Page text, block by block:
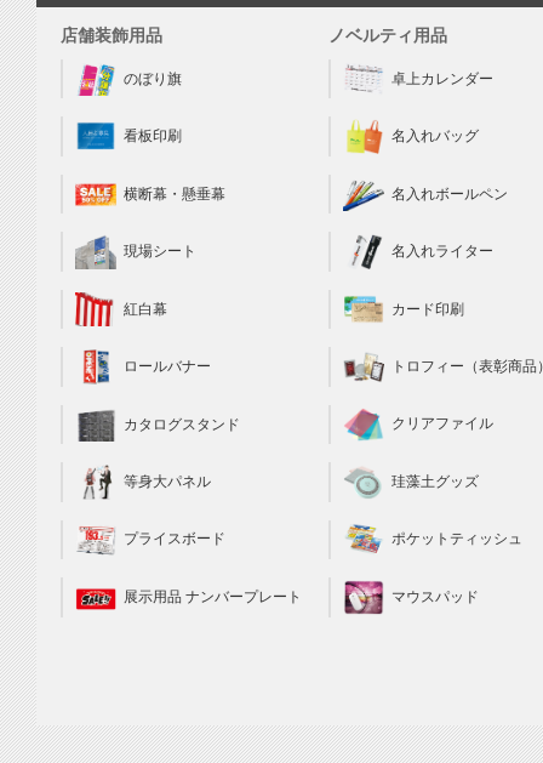
店舗装飾用品
のぼり旗
看板印刷
横断幕・懸垂幕
現場シート
紅白幕
ロールバナー
カタログスタンド
等身大パネル
プライスボード
展示用品 ナンバープレート
ノベルティ用品
卓上カレンダー
名入れバッグ
名入れボールペン
名入れライター
カード印刷
トロフィー（表彰商品
クリアファイル
珪藻土グッズ
ポケットティッシュ
マウスパッド